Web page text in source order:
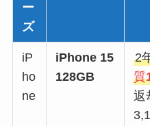
ー
ズ
iP
ho
ne
iPhone 15
128GB
2
質
返